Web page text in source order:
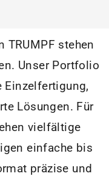
TRUMPF stehen
Unser Portfolio
Lösungen. Für
vielfältige
einfache bis
präzise und